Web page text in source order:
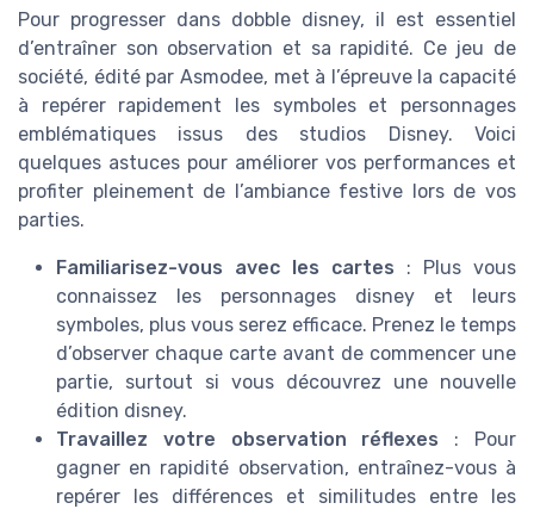
Pour progresser dans dobble disney, il est essentiel
d’entraîner son observation et sa rapidité. Ce jeu de
société, édité par Asmodee, met à l’épreuve la capacité
à repérer rapidement les symboles et personnages
emblématiques issus des studios Disney. Voici
quelques astuces pour améliorer vos performances et
profiter pleinement de l’ambiance festive lors de vos
parties.
Familiarisez-vous avec les cartes : Plus vous
connaissez les personnages disney et leurs
symboles, plus vous serez efficace. Prenez le temps
d’observer chaque carte avant de commencer une
partie, surtout si vous découvrez une nouvelle
édition disney.
Travaillez votre observation réflexes : Pour
gagner en rapidité observation, entraînez-vous à
repérer les différences et similitudes entre les